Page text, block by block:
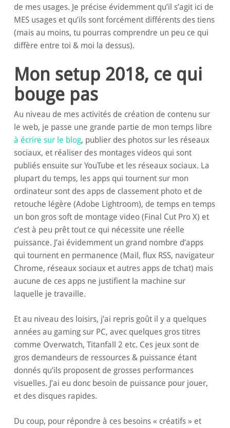
de mes usages. Je précise évidemment qu’il s’agit ici de
MES usages et qu’ils sont forcément différents des tiens
(mais au moins, tu pourras comprendre un peu ce qui
diffère entre toi & moi la dessus).
Mon setup 2018, ce qui
bouge pas
Au niveau de mes activités de création de contenu sur
le web, je passe une grande partie de mon temps libre
à écrire sur le blog, publier des photos sur les réseaux
sociaux, et réaliser des montages videos qui sont
publiés ensuite sur YouTube et les réseaux sociaux. La
plupart du temps, les apps qui tournent sur mon
ordinateur sont des apps de classement photo et de
retouche légère (Adobe Lightroom), de temps en temps
un bon gros soft de montage video (Final Cut Pro X) et
c’est à peu prêt tout ce qui nécessite une réelle
puissance. J’ai évidemment un grand nombre d’apps
qui tournent en permanence (Mail, flux RSS, navigateur
Chrome, réseaux sociaux et autres apps de tchat) mais
aucune de ces apps ne justifient la machine sur
laquelle je travaille.
Et au niveau des loisirs, j’ai repris goût il y a quelques
années au gaming sur PC, avec quelques gros titres
comme Overwatch, Titanfall 2 etc. Ces jeux sont de
gros demandeurs de ressources & puissance étant
donnés qu’ils proposent de grosses performances
visuelles. J’ai eu donc besoin de puissance pour jouer,
et des disques rapides.
Du coup, pour répondre à ces besoins « créatifs » et